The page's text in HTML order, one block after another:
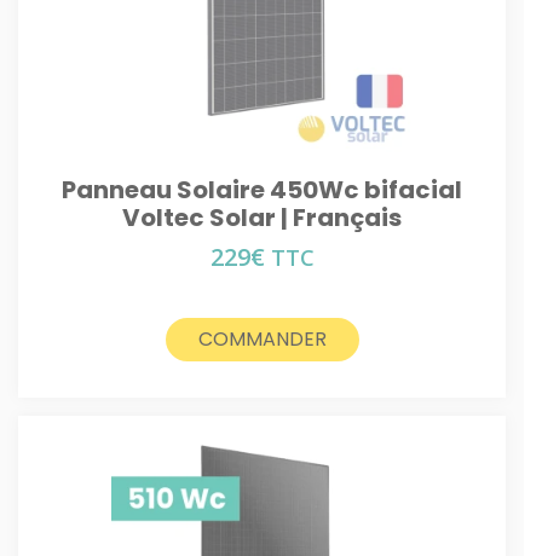
Panneau Solaire 450Wc bifacial
Voltec Solar | Français
229€ TTC
COMMANDER